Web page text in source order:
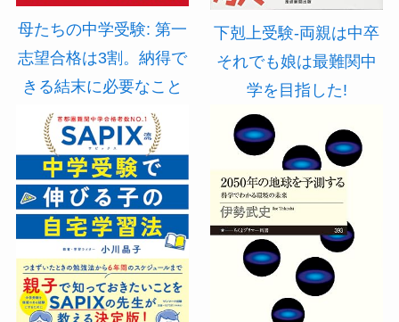
母たちの中学受験: 第一
志望合格は3割。納得で
きる結末に必要なこと
下剋上受験-両親は中卒
それでも娘は最難関中
学を目指した!